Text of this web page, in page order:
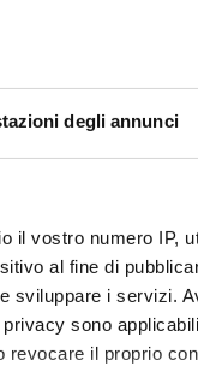
degli annunci
il vostro numero IP,
al fine di
sviluppare i servizi.
sono
il proprio